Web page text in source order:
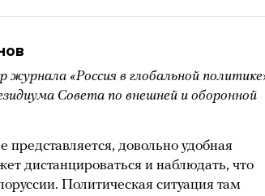
журнала «Россия в глобальной
Совета по внешней и оборонной
представляется, довольно удобная
дистанцироваться и наблюдать, что
Политическая ситуация там